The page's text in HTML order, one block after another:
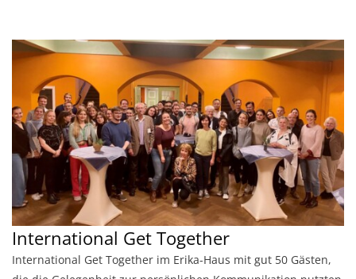
International Get Together
International Get Together im Erika-Haus mit gut 50 Gästen,